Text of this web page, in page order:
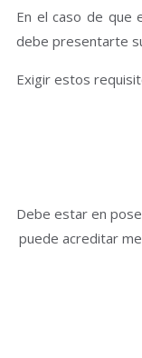
En el caso de que
debe presentarte
Exigir estos
Debe estar en
puede acreditar